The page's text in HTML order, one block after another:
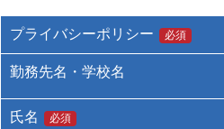
プライバシーポリシー 必須
勤務先名・学校名
氏名 必須